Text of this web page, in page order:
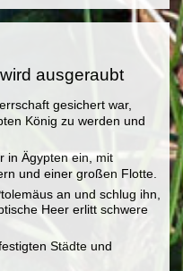
ausgeraubt
gesichert war,
König zu werden und
in Ägypten ein, mit
und einer großen Flotte.
an und schlug ihn,
Heer erlitt schwere
Städte und